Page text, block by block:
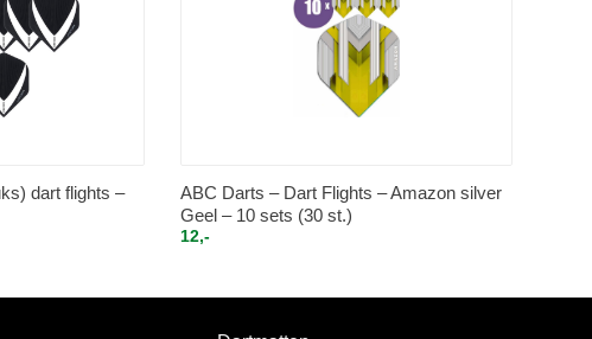
dart flights –
ABC Darts – Dart Flights – Amazon silver
Geel – 10 sets (30 st.)
12,-